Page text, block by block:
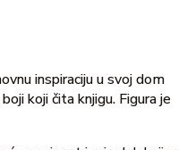
inspiraciju u svoj dom
koji čita knjigu. Figura je